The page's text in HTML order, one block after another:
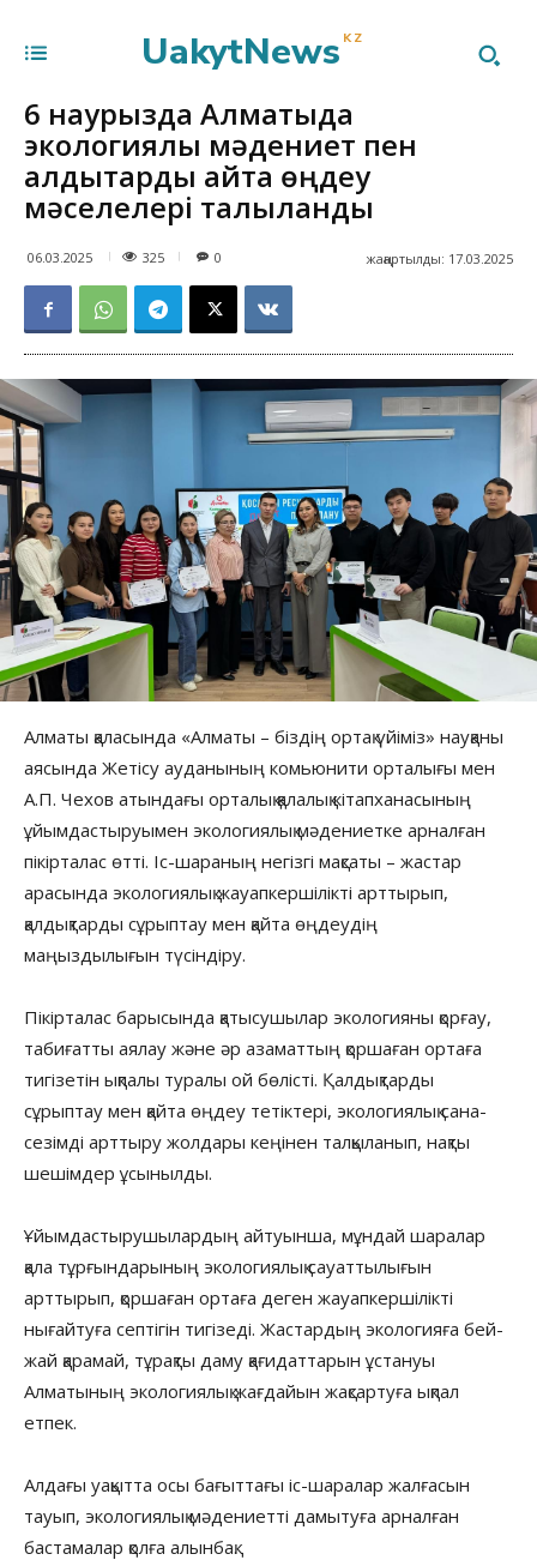
UakytNews KZ
6 наурызда Алматыда
экологиялық мәдениет пен
қалдықтарды қайта өңдеу
мәселелері талқыланды
06.03.2025 325 жаңартылды: 17.03.2025
0
Алматы қаласында «Алматы – біздің ортақ үйіміз» науқаны
аясында Жетісу ауданының комьюнити орталығы мен
А.П. Чехов атындағы орталық қалалық кітапханасының
ұйымдастыруымен экологиялық мәдениетке арналған
пікірталас өтті. Іс-шараның негізгі мақсаты – жастар
арасында экологиялық жауапкершілікті арттырып,
қалдықтарды сұрыптау мен қайта өңдеудің
маңыздылығын түсіндіру.
Пікірталас барысында қатысушылар экологияны қорғау,
табиғатты аялау және әр азаматтың қоршаған ортаға
тигізетін ықпалы туралы ой бөлісті. Қалдықтарды
сұрыптау мен қайта өңдеу тетіктері, экологиялық сана-
сезімді арттыру жолдары кеңінен талқыланып, нақты
шешімдер ұсынылды.
Ұйымдастырушылардың айтуынша, мұндай шаралар
қала тұрғындарының экологиялық сауаттылығын
арттырып, қоршаған ортаға деген жауапкершілікті
нығайтуға септігін тигізеді. Жастардың экологияға бей-
жай қарамай, тұрақты даму қағидаттарын ұстануы
Алматының экологиялық жағдайын жақсартуға ықпал
етпек.
Алдағы уақытта осы бағыттағы іс-шаралар жалғасын
тауып, экологиялық мәдениетті дамытуға арналған
бастамалар қолға алынбақ.